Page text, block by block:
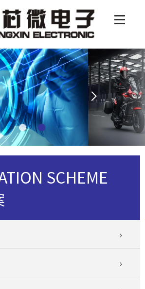
SCHEME